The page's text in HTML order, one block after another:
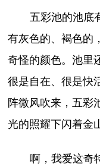
五彩池的池底
有灰色的、褐色的
奇怪的颜色。池里
很是自在、很是快
阵微风吹来，五彩
光的照耀下闪着金
啊，我爱这奇